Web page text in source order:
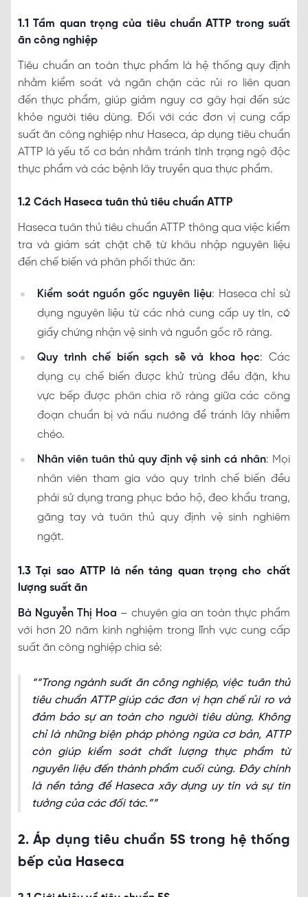
1.1 Tầm quan trọng của tiêu chuẩn ATTP trong suất
ăn công nghiệp
Tiêu chuẩn an toàn thực phẩm là hệ thống quy định
nhằm kiểm soát và ngăn chặn các rủi ro liên quan
đến thực phẩm, giúp giảm nguy cơ gây hại đến sức
khỏe người tiêu dùng. Đối với các đơn vị cung cấp
suất ăn công nghiệp như Haseca, áp dụng tiêu chuẩn
ATTP là yếu tố cơ bản nhằm tránh tình trạng ngộ độc
thực phẩm và các bệnh lây truyền qua thực phẩm.
1.2 Cách Haseca tuân thủ tiêu chuẩn ATTP
Haseca tuân thủ tiêu chuẩn ATTP thông qua việc kiểm
tra và giám sát chặt chẽ từ khâu nhập nguyên liệu
đến chế biến và phân phối thức ăn:
Kiểm soát nguồn gốc nguyên liệu: Haseca chỉ sử
dụng nguyên liệu từ các nhà cung cấp uy tín, có
giấy chứng nhận vệ sinh và nguồn gốc rõ ràng.
Quy trình chế biến sạch sẽ và khoa học: Các
dụng cụ chế biến được khử trùng đều đặn, khu
vực bếp được phân chia rõ ràng giữa các công
đoạn chuẩn bị và nấu nướng để tránh lây nhiễm
chéo.
Nhân viên tuân thủ quy định vệ sinh cá nhân: Mọi
nhân viên tham gia vào quy trình chế biến đều
phải sử dụng trang phục bảo hộ, đeo khẩu trang,
găng tay và tuân thủ quy định vệ sinh nghiêm
ngặt.
1.3 Tại sao ATTP là nền tảng quan trọng cho chất
lượng suất ăn
Bà Nguyễn Thị Hoa – chuyên gia an toàn thực phẩm
với hơn 20 năm kinh nghiệm trong lĩnh vực cung cấp
suất ăn công nghiệp chia sẻ:
“Trong ngành suất ăn công nghiệp, việc tuân thủ
tiêu chuẩn ATTP giúp các đơn vị hạn chế rủi ro và
đảm bảo sự an toàn cho người tiêu dùng. Không
chỉ là những biện pháp phòng ngừa cơ bản, ATTP
còn giúp kiểm soát chất lượng thực phẩm từ
nguyên liệu đến thành phẩm cuối cùng. Đây chính
là nền tảng để Haseca xây dựng uy tín và sự tin
tưởng của các đối tác.”
2. Áp dụng tiêu chuẩn 5S trong hệ thống
bếp của Haseca